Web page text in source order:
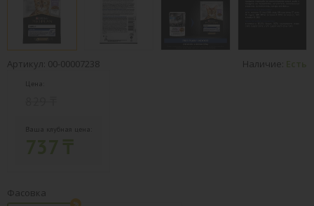
Артикул: 00-00007238 Наличие: Есть
Цена:
Ваша клубная цена:
Фасовка